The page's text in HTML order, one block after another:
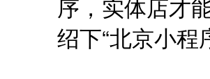
序，实体店才
绍下“北京小程